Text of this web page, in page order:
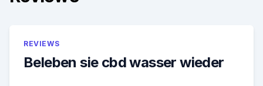
REVIEWS
Beleben sie cbd wasser wieder